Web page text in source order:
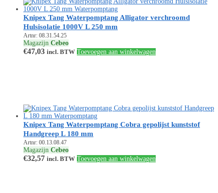
Knipex Tang Waterpomptang Alligator verchroomd
Hulsisolatie 1000V L 250 mm
Artnr: 08.31.54.25
Magazijn Cebeo
€47,03 incl. BTW Toevoegen aan winkelwagen
Knipex Tang Waterpomptang Cobra gepolijst kunststof
Handgreep L 180 mm
Artnr: 00.13.08.47
Magazijn Cebeo
€32,57 incl. BTW Toevoegen aan winkelwagen